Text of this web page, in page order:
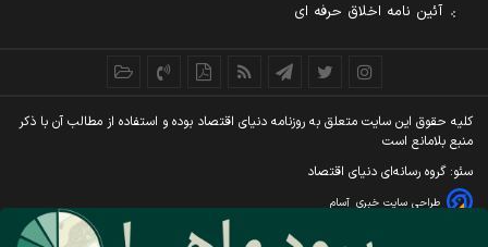
آئین نامه اخلاق حرفه ای
کليه حقوق اين سايت متعلق به روزنامه دنيای اقتصاد بوده و استفاده از مطالب آن با ذکر
منبع بلامانع است
سئو: گروه رسانه‌ای دنیای اقتصاد
طراحی سایت خبری آسام